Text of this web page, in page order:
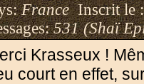
FranceInscrit le
531 (Shaï
Krasseux !
court en effet,